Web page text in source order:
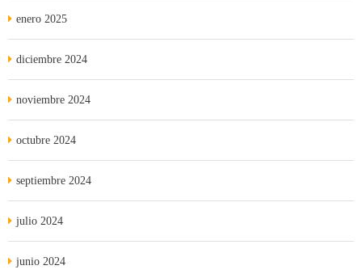
enero 2025
diciembre 2024
noviembre 2024
octubre 2024
septiembre 2024
julio 2024
junio 2024